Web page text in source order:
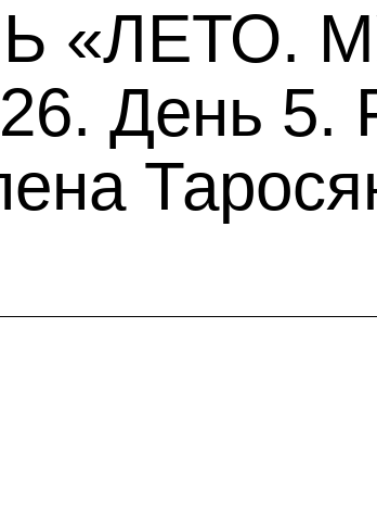
«ЛЕТО.
День